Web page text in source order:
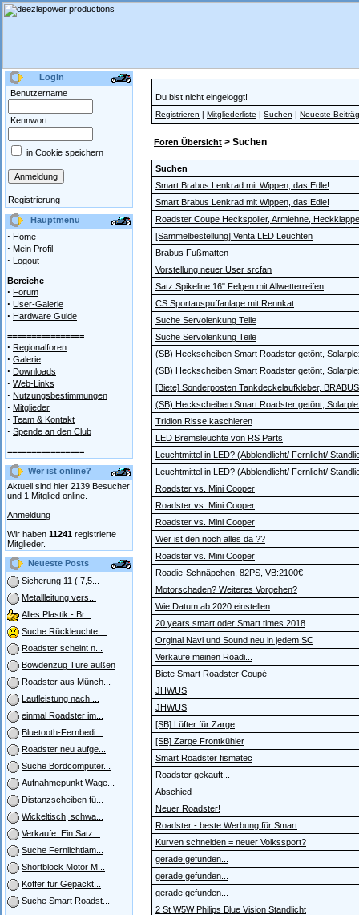
Login
Benutzername
Kennwort
in Cookie speichern
Registrierung
Hauptmenü
· Home
· Mein Profil
· Logout
Bereiche
· Forum
· User-Galerie
· Hardware Guide
================
· Regionalforen
· Galerie
· Downloads
· Web-Links
· Nutzungsbestimmungen
· Mitglieder
· Team & Kontakt
· Spende an den Club
================
Wer ist online?
Aktuell sind hier 2139 Besucher
und 1 Mitglied online.
Anmeldung
Wir haben 11241 registrierte
Mitglieder.
Neueste Posts
Sicherung 11 ( 7,5...
Metallleitung vers...
Alles Plastik - Br...
Suche Rückleuchte ...
Roadster scheint n...
Bowdenzug Türe außen
Roadster aus Münch...
Laufleistung nach ...
einmal Roadster im...
Bluetooth-Fernbedi...
Roadster neu aufge...
Suche Bordcomputer...
Aufnahmepunkt Wage...
Distanzscheiben fü...
Wickeltisch, schwa...
Verkaufe: Ein Satz...
Suche Fernlichtlam...
Shortblock Motor M...
Koffer für Gepäckt...
Suche Smart Roadst...
Du bist nicht eingeloggt!
Registrieren | Mitgliederliste | Suchen | Neueste
Foren Übersicht > Suchen
Suchen
Smart Brabus Lenkrad mit Wippen, das Edle!
Smart Brabus Lenkrad mit Wippen, das Edle!
Roadster Coupe Heckspoiler, Armlehne,
[Sammelbestellung] Venta LED Leuchten
Brabus Fußmatten
Vorstellung neuer User srcfan
Satz Spikeline 16" Felgen mit Allwetterreifen
CS Sportauspuffanlage mit Rennkat
Suche Servolenkung Teile
Suche Servolenkung Teile
(SB) Heckscheiben Smart Roadster getönt,
(SB) Heckscheiben Smart Roadster getönt,
[Biete] Sonderposten Tankdeckelaufkleber,
(SB) Heckscheiben Smart Roadster getönt,
Tridion Risse kaschieren
LED Bremsleuchte von RS Parts
Leuchtmittel in LED? (Abblendlicht/ Fernlicht/
Leuchtmittel in LED? (Abblendlicht/ Fernlicht/
Roadster vs. Mini Cooper
Roadster vs. Mini Cooper
Roadster vs. Mini Cooper
Wer ist den noch alles da ??
Roadster vs. Mini Cooper
Roadie-Schnäpchen, 82PS, VB:2100€
Motorschaden? Weiteres Vorgehen?
Wie Datum ab 2020 einstellen
20 years smart oder Smart times 2018
Orginal Navi und Sound neu in jedem SC
Verkaufe meinen Roadi...
Biete Smart Roadster Coupé
JHWUS
JHWUS
[SB] Lüfter für Zarge
[SB] Zarge Frontkühler
Smart Roadster fismatec
Roadster gekauft...
Abschied
Neuer Roadster!
Roadster - beste Werbung für Smart
Kurven schneiden = neuer Volkssport?
gerade gefunden...
gerade gefunden...
gerade gefunden...
2 St W5W Philips Blue Vision Standlicht